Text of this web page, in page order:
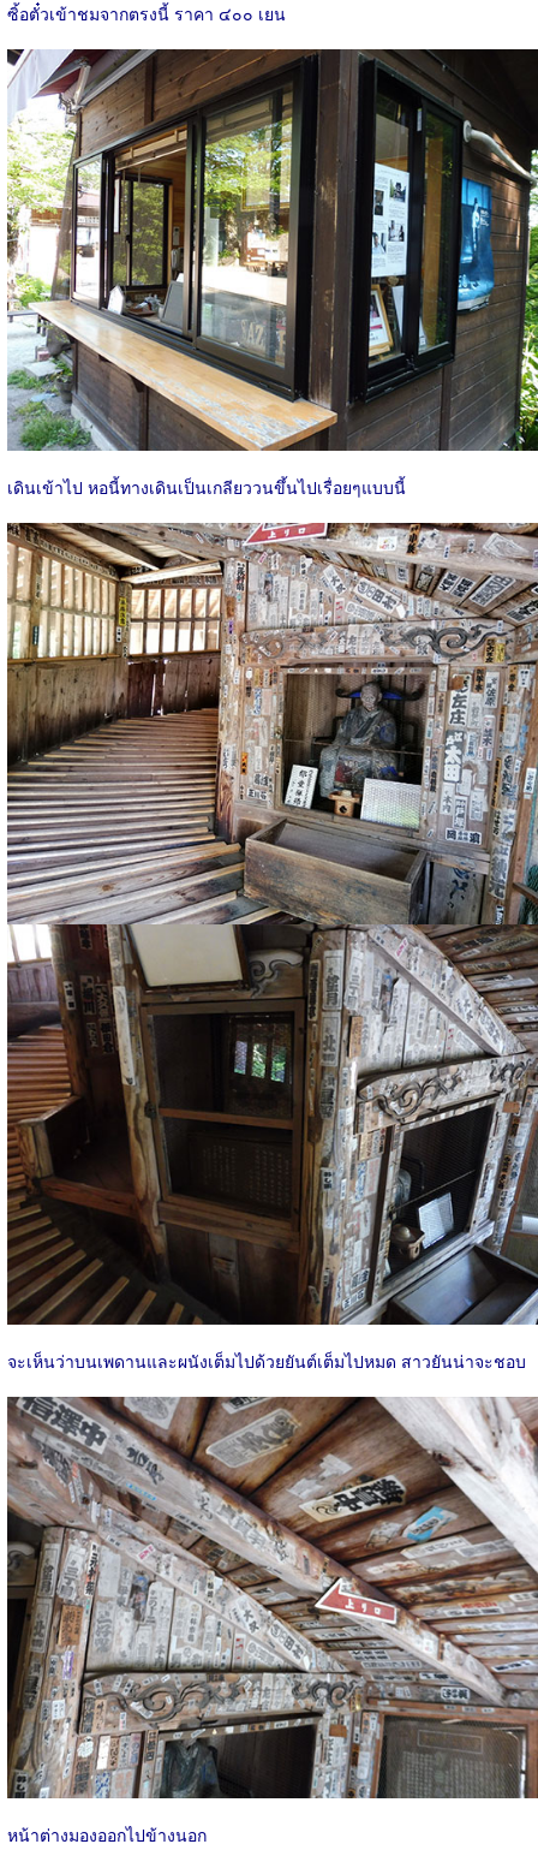
ซิ้อตั๋วเข้าชมจากตรงนี้ ราคา ๔๐๐ เยน
เดินเข้าไป หอนี้ทางเดินเป็นเกลียววนขึ้นไปเรื่อยๆแบบนี้
จะเห็นว่าบนเพดานและผนังเต็มไปด้วยยันต์เต็มไปหมด สาวยันน่าจะชอบ
หน้าต่างมองออกไปข้างนอก